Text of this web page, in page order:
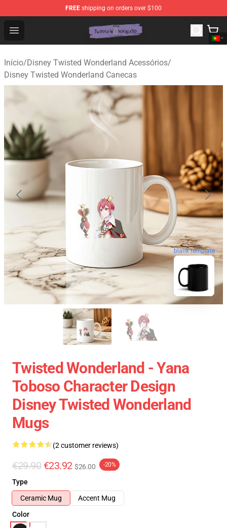
FREE shipping on orders over $100
Open menu
Twisted Wonderland Store - Official Twisted
Início/Disney Twisted Wonderland Acessórios/
Disney Twisted Wonderland Canecas
blank template
Twisted Wonderland - Yana
Toboso Character Design
Disney Twisted Wonderland
Mugs
(2 customer reviews)
€29.90 €23.92 $26.00 -20%
Type
Ceramic Mug
Accent Mug
Color